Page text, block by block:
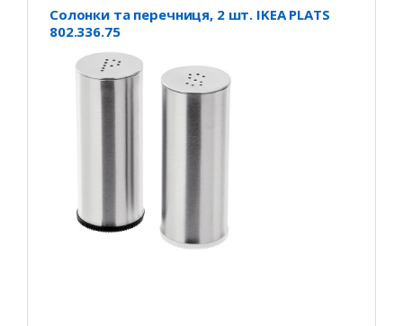
Солонки та перечниця, 2 шт. IKEA PLATS
802.336.75